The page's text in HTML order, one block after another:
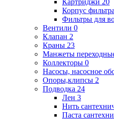
Картриджи 20
Корпус фильтра
Фильтры для
Вентили 0
Клапан 2
Краны 23
Манжеты
Коллекторы 0
Насосы, насосное
Опоры,клипсы 2
Подводка 24
Лен 3
Нить
Паста